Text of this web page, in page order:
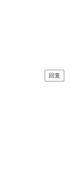
回复